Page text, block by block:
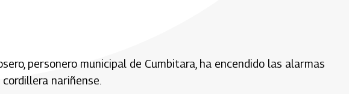
personero municipal de Cumbitara, ha encendido las alarmas
nariñense.